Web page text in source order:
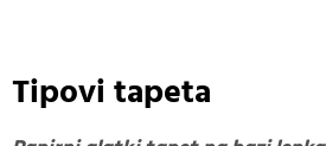
Tipovi tapeta